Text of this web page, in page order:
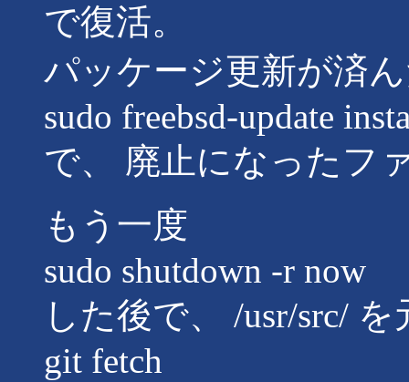
で復活。
パッケージ更新が済
sudo freebsd-update
で、 廃止になったフ
もう一度
sudo shutdown -r now
した後で、 /usr/src/
git fetch